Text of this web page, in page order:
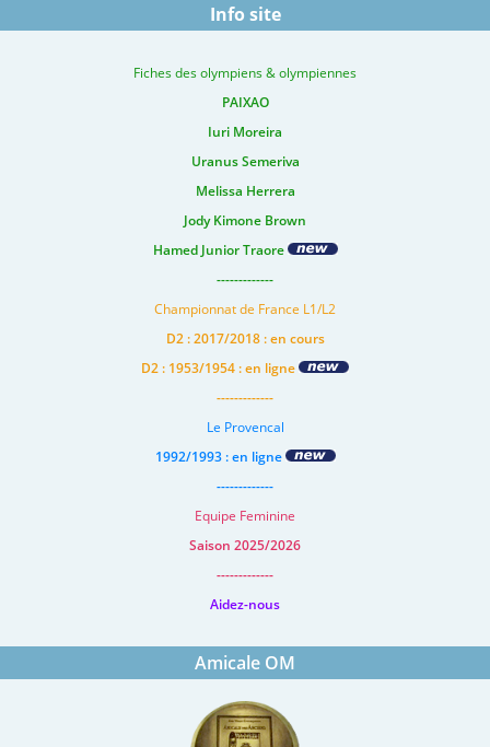
Info site
Fiches des olympiens & olympiennes
PAIXAO
Iuri Moreira
Uranus Semeriva
Melissa Herrera
Jody Kimone Brown
Hamed Junior Traore
-------------
Championnat de France L1/L2
D2 : 2017/2018 : en cours
D2 : 1953/1954 : en ligne
-------------
Le Provencal
1992/1993 : en ligne
-------------
Equipe Feminine
Saison 2025/2026
-------------
Aidez-nous
Amicale OM